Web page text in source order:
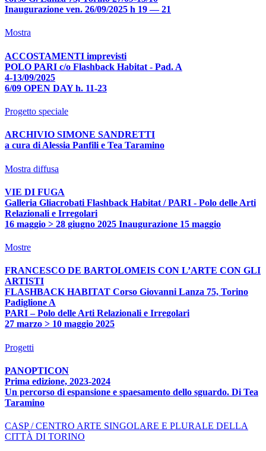
Inaugurazione ven. 26/09/2025 h 19 — 21
Mostra
ACCOSTAMENTI imprevisti
POLO PARI c/o Flashback Habitat - Pad. A
4-13/09/2025
6/09 OPEN DAY h. 11-23
Progetto speciale
ARCHIVIO SIMONE SANDRETTI
a cura di Alessia Panfili e Tea Taramino
Mostra diffusa
VIE DI FUGA
Galleria Gliacrobati Flashback Habitat / PARI - Polo delle Arti
Relazionali e Irregolari
16 maggio > 28 giugno 2025 Inaugurazione 15 maggio
Mostre
FRANCESCO DE BARTOLOMEIS CON L’ARTE CON GLI
ARTISTI
FLASHBACK HABITAT Corso Giovanni Lanza 75, Torino
Padiglione A
PARI – Polo delle Arti Relazionali e Irregolari
27 marzo > 10 maggio 2025
Progetti
PANOPTICON
Prima edizione, 2023-2024
Un percorso di espansione e spaesamento dello sguardo. Di Tea
Taramino
CASP / CENTRO ARTE SINGOLARE E PLURALE DELLA
CITTÀ DI TORINO